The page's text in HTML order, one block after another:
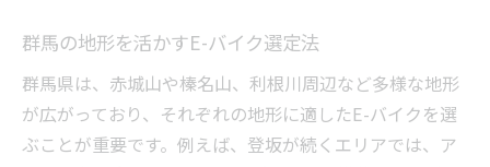
群馬の地形を活かすE-バイク選定法
群馬県は、赤城山や榛名山、利根川周辺など多様な地形
が広がっており、それぞれの地形に適したE-バイクを選
ぶことが重要です。例えば、登坂が続くエリアでは、ア